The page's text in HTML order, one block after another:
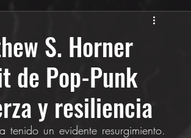
S. Horner
de Pop-Punk
y resiliencia
un evidente resurgimiento.